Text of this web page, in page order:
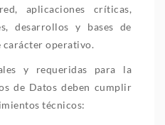
aplicaciones críticas,
desarrollos y bases de
operativo.
y requeridas para la
de Datos deben cumplir
técnicos: